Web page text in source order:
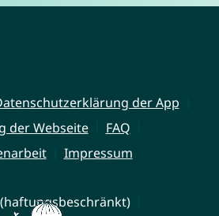
der App
der Webseite
FAQ
Impressum